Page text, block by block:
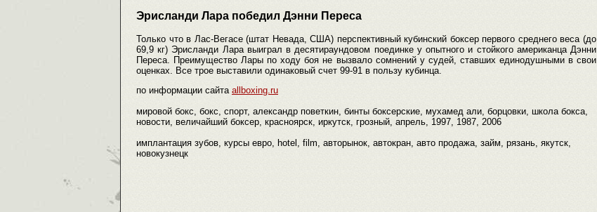
Эрисланди Лара победил Дэнни Переса
Только что в Лас-Вегасе (штат Невада, США) перспективный кубинский боксер первого среднего веса (до
69,9 кг) Эрисланди Лара выиграл в десятираундовом поединке у опытного и стойкого американца Дэнни
Переса. Преимущество Лары по ходу боя не вызвало сомнений у судей, ставших единодушными в свои
оценках. Все трое выставили одинаковый счет 99-91 в пользу кубинца.
по информации сайта allboxing.ru
мировой бокс, бокс, спорт, александр поветкин, бинты боксерские, мухамед али, борцовки, школа бокса,
новости, величайший боксер, красноярск, иркутск, грозный, апрель, 1997, 1987, 2006
имплантация зубов, курсы евро, hotel, film, авторынок, автокран, авто продажа, займ, рязань, якутск,
новокузнецк